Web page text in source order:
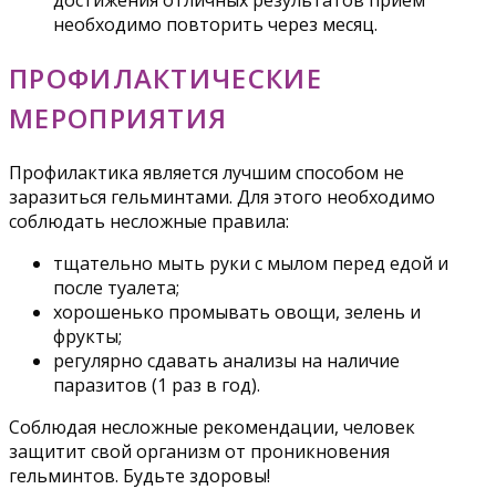
необходимо повторить через месяц.
ПРОФИЛАКТИЧЕСКИЕ
МЕРОПРИЯТИЯ
Профилактика является лучшим способом не
заразиться гельминтами. Для этого необходимо
соблюдать несложные правила:
тщательно мыть руки с мылом перед едой и
после туалета;
хорошенько промывать овощи, зелень и
фрукты;
регулярно сдавать анализы на наличие
паразитов (1 раз в год).
Соблюдая несложные рекомендации, человек
защитит свой организм от проникновения
гельминтов. Будьте здоровы!